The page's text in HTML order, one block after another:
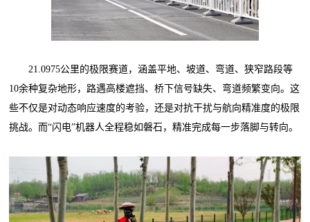
21.0975公里的极限赛道，涵盖平地、坡道、弯道、狭窄路段等
10余种复杂地形，路遇高楼遮挡、桥下信号缺失、弯道频繁变向。这
些不仅是对动态响应速度的考验，还是对抗干扰与航向精准度的极限
挑战。而“闪电”机器人全程稳如磐石，精准完成每一步落脚与转向。